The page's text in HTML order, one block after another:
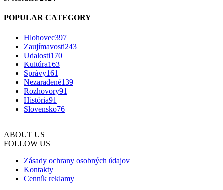
POPULAR CATEGORY
Hlohovec397
Zaujímavosti243
Udalosti170
Kultúra163
Správy161
Nezaradené139
Rozhovory91
História91
Slovensko76
ABOUT US
FOLLOW US
Zásady ochrany osobných údajov
Kontakty
Cenník reklamy